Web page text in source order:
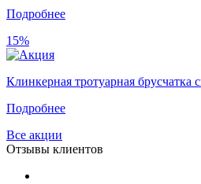
Подробнее
15%
Клинкерная тротуарная брусчатка
Подробнее
Все акции
Отзывы клиентов